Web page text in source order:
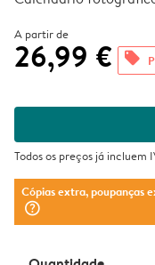
A partir de
26,99 € offers
Todos os preços já incluem
Cópias extra, poupanças
question_mark_circle